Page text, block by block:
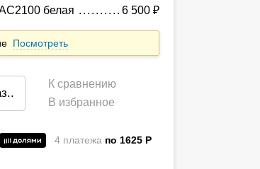
белая 6 500
Посмотреть
..
К сравнению
В избранное
4 платежа по 1625 P